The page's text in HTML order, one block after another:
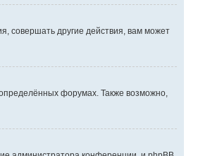
совершать другие действия, вам может
форумах. Также возможно,